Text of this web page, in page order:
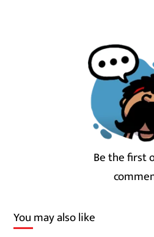
Be the first
You may also like